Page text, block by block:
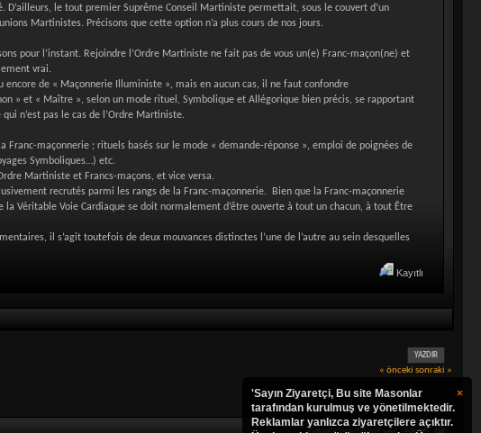
le tout premier Suprême Conseil Martiniste permettait, sous le couvert d’un
Martinistes. Précisons que cette option n’a plus cours de nos jours.
pour l’instant. Rejoindre l’Ordre Martiniste ne fait pas de vous un(e) Franc-maçon(ne) et
vrai.
de « Maçonnerie Illuministe », mais en aucun cas, il ne faut confondre
» et « Maître », selon un mode rituel, Symbolique et Allégorique bien précis, se rapportant
n’est pas le cas de l’Ordre Martiniste.
maçonnerie ; rituels basés sur le mode « demande-réponse », emploi de poignées de
Symboliques…) etc.
Martiniste et Francs-maçons, et vice versa.
recrutés parmi les rangs de la Franc-maçonnerie. Bien que la Franc-maçonnerie
Véritable Voie Cardiaque se doit normalement d’être ouverte à tout un chacun, à tout Être
il s’agit toutefois de deux mouvances distinctes l’une de l’autre au sein desquelles
Kayıtlı
YAZDIR
« önceki sonraki »
Gitmek istediğiniz yer:
×
'Sayın Ziyaretçi, Bu site Masonlar
tarafından kurulmuş ve yönetilmektedir.
Reklamlar yanlızca ziyaretçilere açıktır.